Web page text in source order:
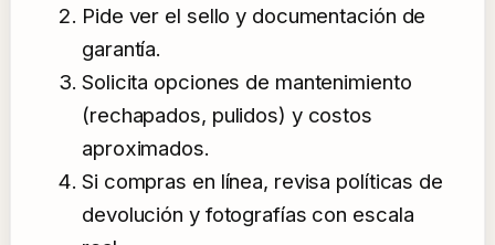
Pide ver el sello y documentación de
garantía.
Solicita opciones de mantenimiento
(rechapados, pulidos) y costos
aproximados.
Si compras en línea, revisa políticas de
devolución y fotografías con escala